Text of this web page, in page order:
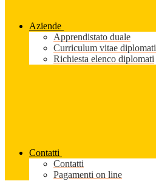
Aziende
Apprendistato duale
Curriculum vitae diplomati
Richiesta elenco diplomati
Contatti
Contatti
Pagamenti on line